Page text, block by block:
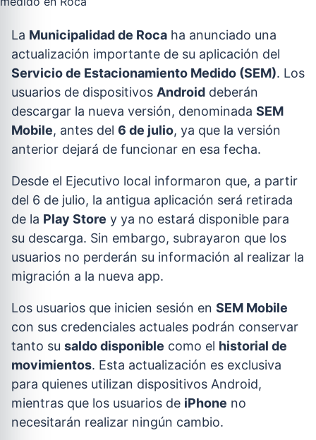
La Municipalidad de Roca ha anunciado una
actualización importante de su aplicación del
Servicio de Estacionamiento Medido (SEM). Los
usuarios de dispositivos Android deberán
descargar la nueva versión, denominada SEM
Mobile, antes del 6 de julio, ya que la versión
anterior dejará de funcionar en esa fecha.
Desde el Ejecutivo local informaron que, a partir
del 6 de julio, la antigua aplicación será retirada
de la Play Store y ya no estará disponible para
su descarga. Sin embargo, subrayaron que los
usuarios no perderán su información al realizar la
migración a la nueva app.
Los usuarios que inicien sesión en SEM Mobile
con sus credenciales actuales podrán conservar
tanto su saldo disponible como el historial de
movimientos. Esta actualización es exclusiva
para quienes utilizan dispositivos Android,
mientras que los usuarios de iPhone no
necesitarán realizar ningún cambio.